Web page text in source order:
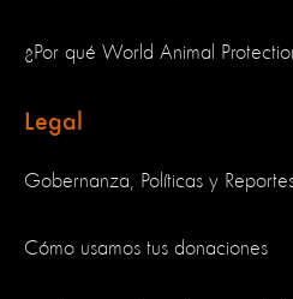
¿Por qué World Animal
Legal
Gobernanza, Políticas y
Cómo usamos tus donaciones